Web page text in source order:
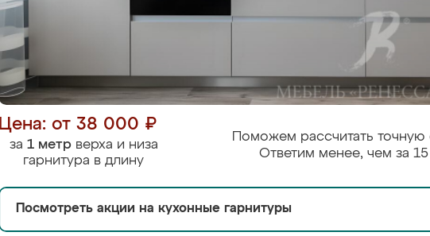
Цена: от 38 000 ₽
за 1 метрверха и низа
гарнитура в длину
Поможем рассчитать точную
Ответим менее, чем за 15
Посмотреть акции на кухонные гарнитуры